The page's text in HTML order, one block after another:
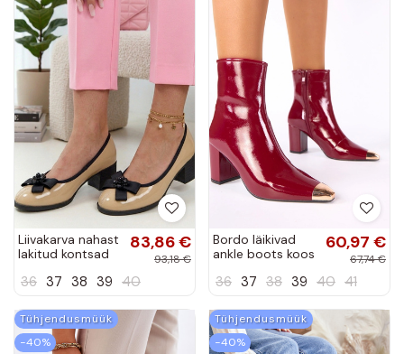
Liivakarva nahast
lakitud kontsad
83,86 €
93,18 €
36 37 38 39 40
Bordo läikivad
ankle boots koos
Marilyn
60,97 €
67,74 €
36 37 38 39 40 41
Tühjendusmüük
−40%
Tühjendusmüük
−40%